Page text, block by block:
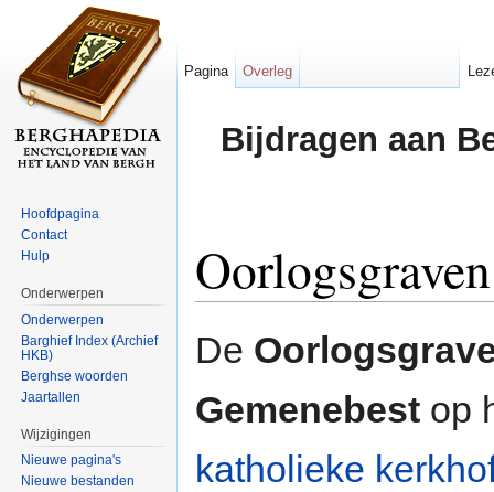
Bijdragen aan
De
Gemenebest op
katholieke
Pagina Overleg
Hoofdpagina
Contact
Hulp
Onderwerpen
Onderwerpen
Barghief Index (Archief
HKB)
Berghse woorden
Jaartallen
Wijzigingen
Nieuwe pagina's
Nieuwe bestanden